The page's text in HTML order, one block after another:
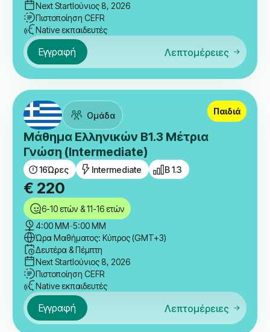
Next StartΙούνιος 8, 2026
Πιστοποίηση CEFR
Native εκπαιδευτές
Εγγραφή Λεπτομέρειες
Ομάδα
Μάθημα Ελληνικών B1.3 Μέτρια
Γνώση (Intermediate)
16Ώρες Intermediate B 1.3
Παιδιά
€ 220
6-10 ετών & 11-16 ετών
4:00 ΜΜ-5:00 ΜΜ
Ώρα Μαθήματος: Κύπρος (GMT+3)
Δευτέρα & Πέμπτη
Next StartΙούνιος 8, 2026
Πιστοποίηση CEFR
Native εκπαιδευτές
Εγγραφή Λεπτομέρειες